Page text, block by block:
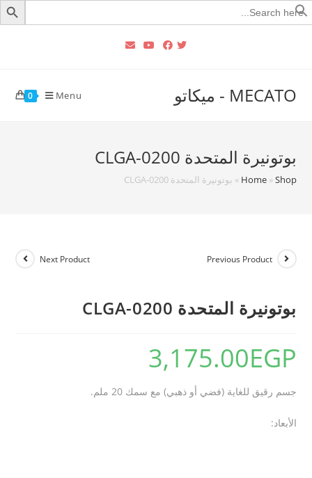
Search
for:
MECATO - ميكاتو 0 Menu
بوتونيرة المتحدة CLGA-0200
Home»Shop
» بوتونيرة المتحدة CLGA-0200
Previous Product
Next Product
بوتونيرة المتحدة CLGA-0200
3,175.00EGP
جسم رقيق للغاية (فضي أو ذهبي) مع سمك 20 ملم .
الأبعاد: